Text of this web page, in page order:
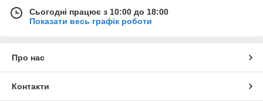
Сьогодні працює з 10:00 до 18:00
Показати весь графік роботи
Про нас
Контакти